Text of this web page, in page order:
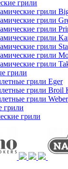
грили
грили
грили
грили
грили
грили
грили
грили
грили
грили Eger
грили Broil
грили Weber
грили
грили